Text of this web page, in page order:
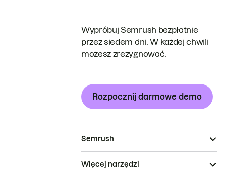
Wypróbuj Semrush bezpłatnie
przez siedem dni. W każdej chwili
możesz zrezygnować.
Rozpocznij darmowe demo
Semrush
Więcej narzędzi